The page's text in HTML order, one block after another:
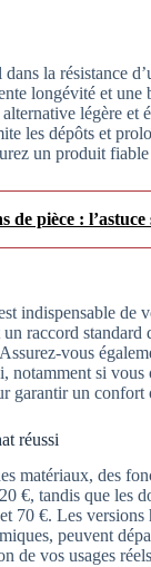
la résistance
longévité et une
légère
les dépôts et
un produit
de pièce :
indispensable de
raccord standard
vous
notamment si
garantir un confort
réussi
matériaux, des
€, tandis que les
70 €. Les
peuvent
de vos usages